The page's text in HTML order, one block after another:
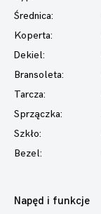
Średnica:
Koperta:
Dekiel:
Bransoleta:
Tarcza:
Sprzączka:
Szkło:
Bezel:
Napęd i funkcje